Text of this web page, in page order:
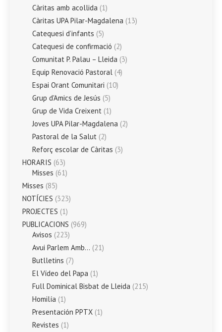
Càritas amb acollida (1)
Càritas UPA Pilar-Magdalena (13)
Catequesi d’infants (5)
Catequesi de confirmació (2)
Comunitat P. Palau – Lleida (3)
Equip Renovació Pastoral (4)
Espai Orant Comunitari (10)
Grup d'Amics de Jesús (5)
Grup de Vida Creixent (1)
Joves UPA Pilar-Magdalena (2)
Pastoral de la Salut (2)
Reforç escolar de Càritas (3)
HORARIS (63)
Misses (61)
Misses (85)
NOTÍCIES (323)
PROJECTES (1)
PUBLICACIONS (969)
Avisos (223)
Avui Parlem Amb… (21)
Butlletins (7)
El Vídeo del Papa (1)
Full Dominical Bisbat de Lleida (215)
Homilía (1)
Presentación PPTX (1)
Revistes (1)